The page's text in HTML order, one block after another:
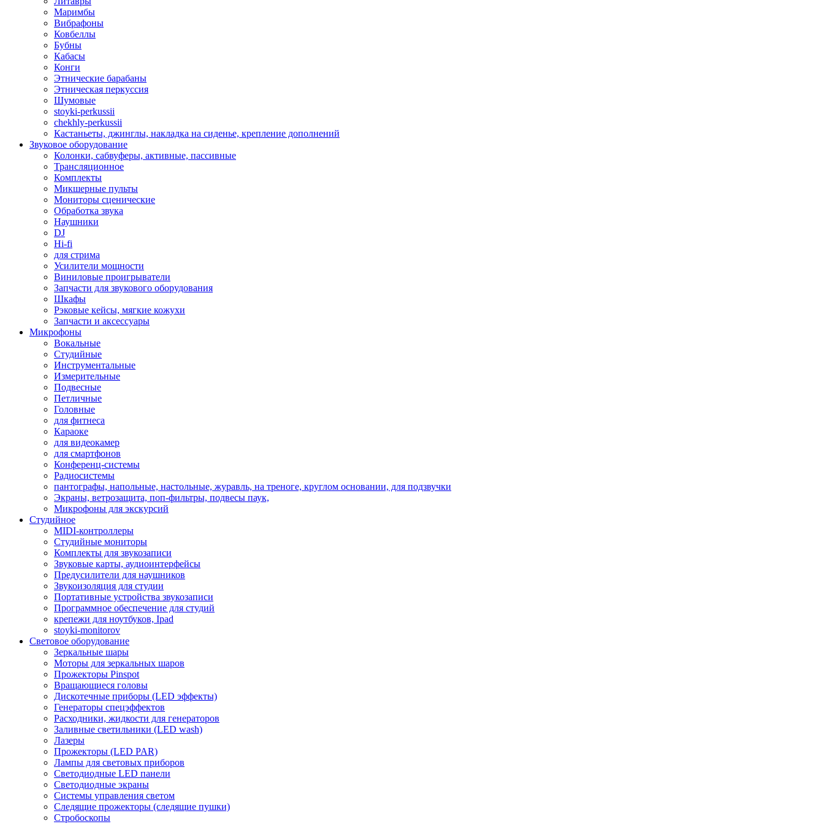
Маримбы
Вибрафоны
Ковбеллы
Бубны
Кабасы
Конги
Этнические барабаны
Этническая перкуссия
Шумовые
stoyki-perkussii
chekhly-perkussii
Кастаньеты, джинглы, накладка на сиденье, крепление дополнений
Звуковое оборудование
Колонки, сабвуферы, активные, пассивные
Трансляционное
Комплекты
Микшерные пульты
Мониторы сценические
Обработка звука
Наушники
DJ
Hi-fi
для стрима
Усилители мощности
Виниловые проигрыватели
Запчасти для звукового оборудования
Шкафы
Рэковые кейсы, мягкие кожухи
Запчасти и аксессуары
Микрофоны
Вокальные
Студийные
Инструментальные
Измерительные
Подвесные
Петличные
Головные
для фитнеса
Караоке
для видеокамер
для смартфонов
Конференц-системы
Радиосистемы
пантографы, напольные, настольные, журавль, на треноге, круглом основании, для подзвучки
Экраны, ветрозащита, поп-фильтры, подвесы паук,
Микрофоны для экскурсий
Студийное
MIDI-контроллеры
Студийные мониторы
Комплекты для звукозаписи
Звуковые карты, аудиоинтерфейсы
Предусилители для наушников
Звукоизоляция для студии
Портативные устройства звукозаписи
Программное обеспечение для студий
крепежи для ноутбуков, Ipad
stoyki-monitorov
Световое оборудование
Зеркальные шары
Моторы для зеркальных шаров
Прожекторы Pinspot
Вращающиеся головы
Дискотечные приборы (LED эффекты)
Генераторы спецэффектов
Расходники, жидкости для генераторов
Заливные светильники (LED wash)
Лазеры
Прожекторы (LED PAR)
Лампы для световых приборов
Светодиодные LED панели
Светодиодные экраны
Системы управления светом
Следящие прожекторы (следящие пушки)
Стробоскопы